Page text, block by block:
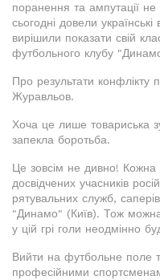
поранення та ампутації не
сьогодні довели
вирішили показати свій
футбольного клубу
Про результати конфлікту
Журавльов.
Хоча це лише товариська
запекла боротьба.
Це зовсім не дивно!
досвідчених учасників
рятувальних служб,
"Динамо" (Київ). Тож
у цій грі голи неодмінно
Вийти на футбольне поле
професійними